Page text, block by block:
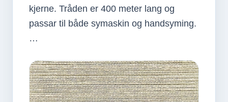
kjerne. Tråden er 400 meter lang og
passar til både symaskin og handsyming.
…